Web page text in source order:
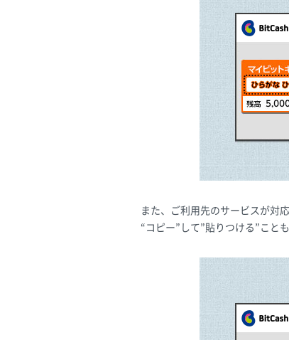
また、ご利用先のサービスが対
“コピー”して”貼りつける”こと